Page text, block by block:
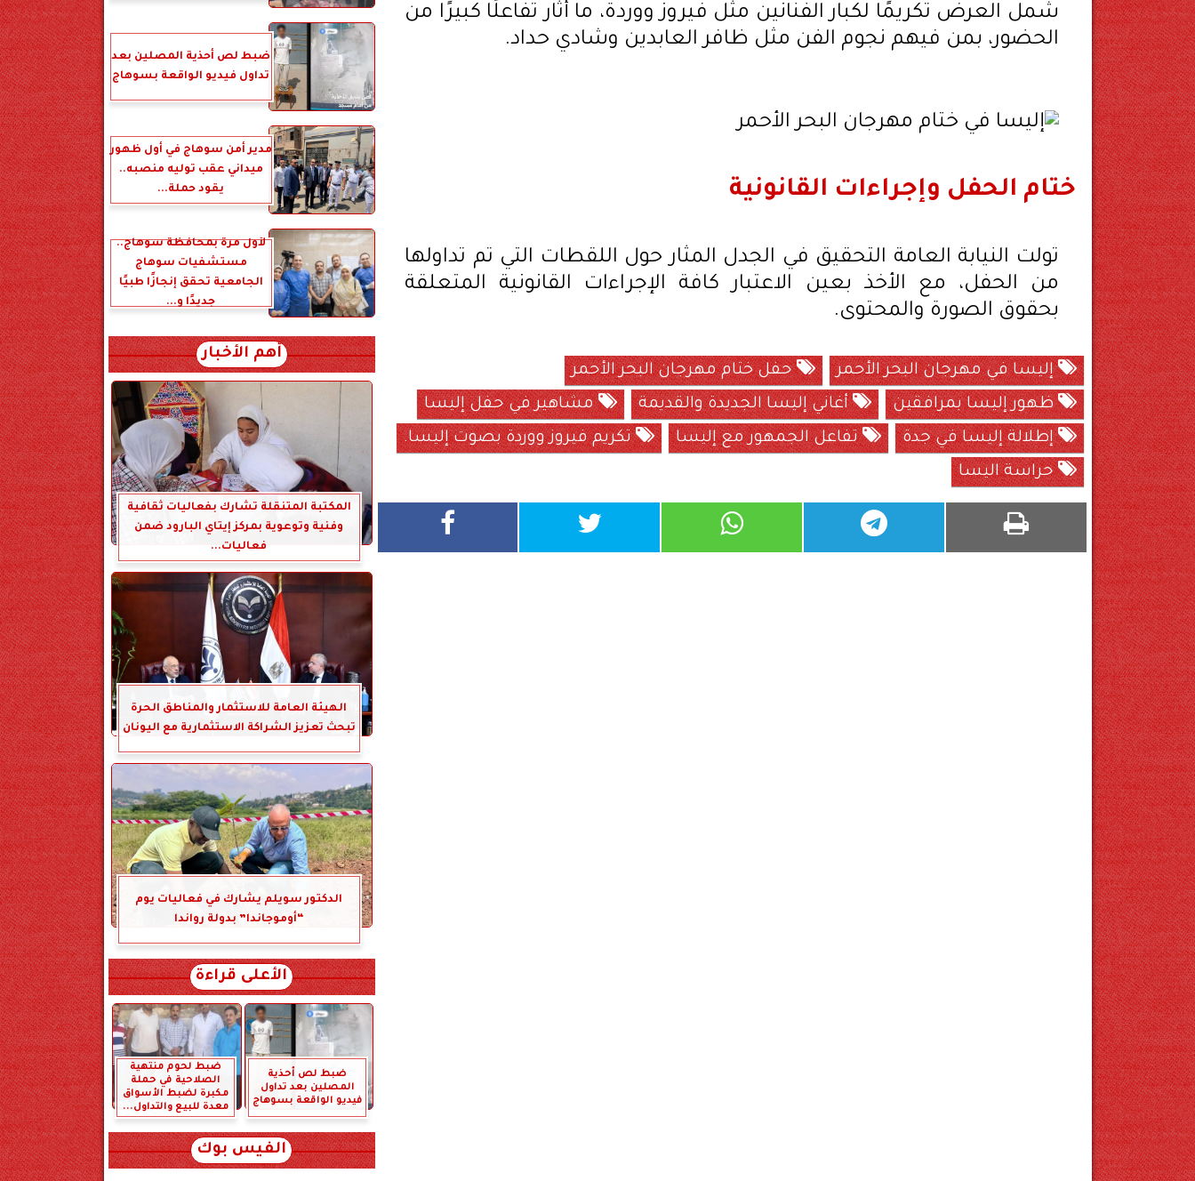
شمل العرض تكريمًا لكبار الفنانين مثل فيروز ووردة، ما أثار تفاعلًا كبيرًا من
الحضور، بمن فيهم نجوم الفن مثل ظافر العابدين وشادي حداد.
ختام الحفل وإجراءات القانونية
تولت النيابة العامة التحقيق في الجدل المثار حول اللقطات التي تم تداولها
من الحفل، مع الأخذ بعين الاعتبار كافة الإجراءات القانونية المتعلقة
بحقوق الصورة والمحتوى.
إليسا في مهرجان البحر الأحمر
حفل ختام مهرجان البحر الأحمر
ظهور إليسا بمرافقين
أغاني إليسا الجديدة والقديمة
مشاهير في حفل إليسا
إطلالة إليسا في جدة
تفاعل الجمهور مع إليسا
تكريم فيروز ووردة بصوت إليسا.
حراسة اليسا
ضبط لص أحذية المصلين بعد
تداول فيديو الواقعة بسوهاج
مدير أمن سوهاج في أول ظهور
ميداني عقب توليه منصبه..
يقود حملة...
لأول مرة بمحافظة سوهاج..
مستشفيات سوهاج
الجامعية تحقق إنجازًا طبيًا
جديدًا و...
أهم الأخبار
المكتبة المتنقلة تشارك بفعاليات ثقافية
وفنية وتوعوية بمركز إيتاي البارود ضمن
فعاليات...
الهيئة العامة للاستثمار والمناطق الحرة
تبحث تعزيز الشراكة الاستثمارية مع اليونان
الدكتور سويلم يشارك في فعاليات يوم
“أوموجاندا” بدولة رواندا
الأعلى قراءة
ضبط لص أحذية
المصلين بعد تداول
فيديو الواقعة بسوهاج
ضبط لحوم منتهية
الصلاحية في حملة
مكبرة لضبط الأسواق
معدة للبيع والتداول...
الفيس بوك